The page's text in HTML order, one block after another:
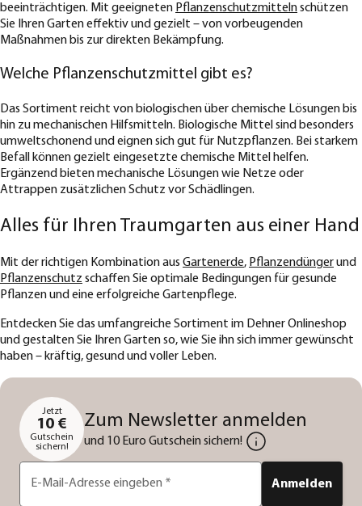
beeinträchtigen. Mit geeigneten Pflanzenschutzmittelnschützen
Sie Ihren Garten effektiv und gezielt – von vorbeugenden
Maßnahmen bis zur direkten Bekämpfung.
Welche Pflanzenschutzmittel gibt es?
Das Sortiment reicht von biologischen über chemische Lösungen bis
hin zu mechanischen Hilfsmitteln. Biologische Mittel sind besonders
umweltschonend und eignen sich gut für Nutzpflanzen. Bei starkem
Befall können gezielt eingesetzte chemische Mittel helfen.
Ergänzend bieten mechanische Lösungen wie Netze oder
Attrappen zusätzlichen Schutz vor Schädlingen.
Alles für Ihren Traumgarten aus einer Hand
Mit der richtigen Kombination aus Gartenerde, Pflanzendüngerund
Pflanzenschutz schaffen Sie optimale Bedingungen für gesunde
Pflanzen und eine erfolgreiche Gartenpflege.
Entdecken Sie das umfangreiche Sortiment im Dehner Onlineshop
und gestalten Sie Ihren Garten so, wie Sie ihn sich immer gewünscht
haben – kräftig, gesund und voller Leben.
Jetzt
10 €
Gutschein
sichern!
Zum Newsletter anmelden
und 10 Euro Gutschein sichern!
E-Mail-Adresse eingeben * Anmelden